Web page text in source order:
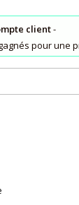
client-
pour une